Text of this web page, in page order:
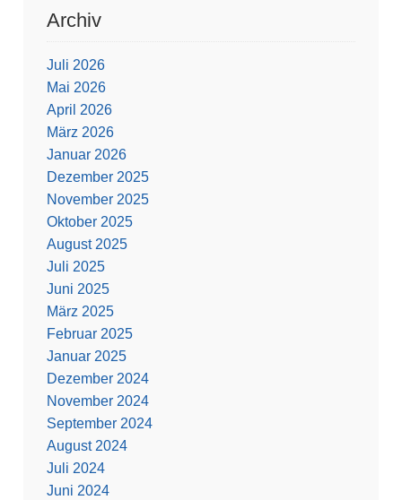
Archiv
Juli 2026
Mai 2026
April 2026
März 2026
Januar 2026
Dezember 2025
November 2025
Oktober 2025
August 2025
Juli 2025
Juni 2025
März 2025
Februar 2025
Januar 2025
Dezember 2024
November 2024
September 2024
August 2024
Juli 2024
Juni 2024